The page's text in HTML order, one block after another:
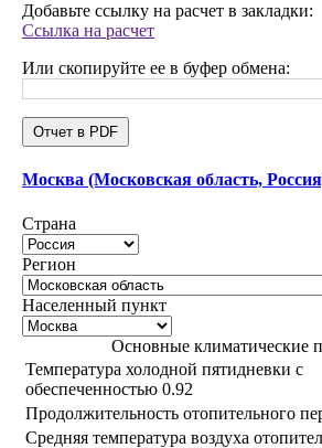
Добавьте ссылку на расчет в закладки:
Ссылка на расчет
Или скопируйте ее в буфер обмена:
Отчет в PDF
Москва (Московская область,
Страна
Регион
Населенный пункт
Основные климатические
Температура холодной пятидневки с
обеспеченностью 0.92
Продолжительность отопительного
Средняя температура воздуха